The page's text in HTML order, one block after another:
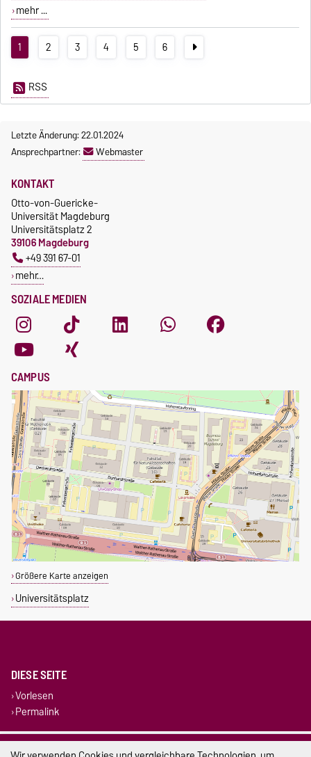
mehr ...
1 2 3 4 5 6
RSS
Letzte Änderung: 22.01.2024
Ansprechpartner:
Webmaster
SOZIALE MEDIEN
KONTAKT
Otto-von-Guericke-
Universität Magdeburg
Universitätsplatz 2
39106 Magdeburg
+49 391 67-01
mehr…
CAMPUS
Größere Karte anzeigen
Universitätsplatz
DIESE SEITE
Vorlesen
Permalink
Impressum